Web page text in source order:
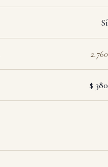
Sí
2.760
$ 380